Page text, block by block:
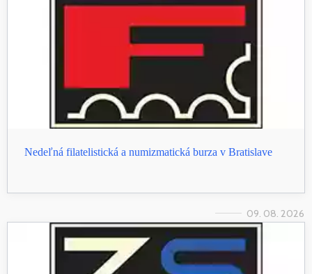
Nedeľná filatelistická a numizmatická burza v Bratislave
09. 08. 2026